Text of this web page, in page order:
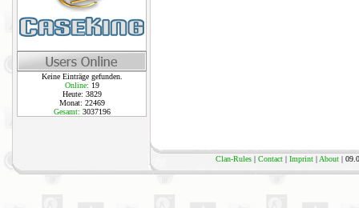
Keine Einträge gefunden.
Online: 19
Heute: 3829
Monat: 22469
Gesamt: 3037196
Clan-Rules| Contact| Imprint| About|